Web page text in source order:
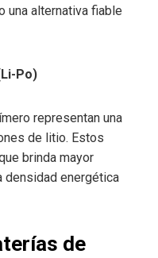
una alternativa fiable
Po)
representan una
de litio. Estos
brinda mayor
densidad energética
de